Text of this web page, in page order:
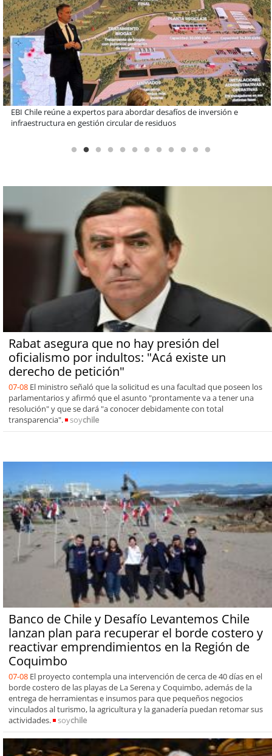
Más de 1.600 alumnos han sido parte de programa Súper Sano de
Sopraval en lo que va del año
Rabat asegura que no hay presión del
oficialismo por indultos: "Acá existe un
derecho de petición"
07-08 El ministro señaló que la solicitud es una facultad que poseen los
parlamentarios y afirmó que el asunto "prontamente va a tener una
resolución" y que se dará "a conocer debidamente con total
transparencia".
soychile
Banco de Chile y Desafío Levantemos Chile
lanzan plan para recuperar el borde costero y
reactivar emprendimientos en la Región de
Coquimbo
07-08 El proyecto contempla una intervención de cerca de 40 días en el
borde costero de las playas de La Serena y Coquimbo, además de la
entrega de herramientas e insumos para que pequeños negocios
vinculados al turismo, la agricultura y la ganadería puedan retomar sus
actividades.
soychile